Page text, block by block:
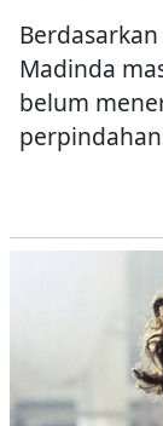
Madinda
belum